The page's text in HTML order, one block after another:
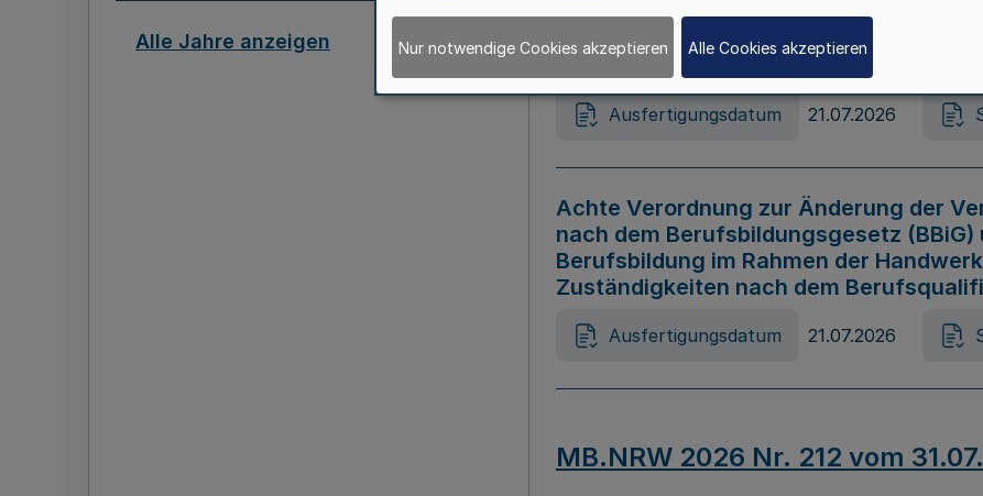
Alle Jahre anzeigen
Gesetz zur Änderung des Online-
Ausfertigungsdatum 21.07.2026
Achte Verordnung zur Änderung der
nach dem Berufsbildungsgesetz
Berufsbildung im Rahmen der
Zuständigkeiten nach dem
Ausfertigungsdatum 21.07.2026
MB.NRW 2026 Nr. 212 vom
Nur notwendige Cookies akzeptieren Alle Cookies akzeptieren